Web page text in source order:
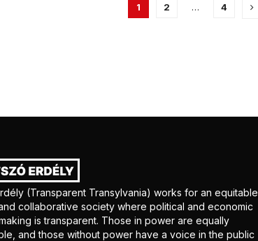
1 2 … 4
(Transparent Transylvania) works for an equitable,
collaborative society where political and economic
is transparent. Those in power are equally
and those without power have a voice in the public